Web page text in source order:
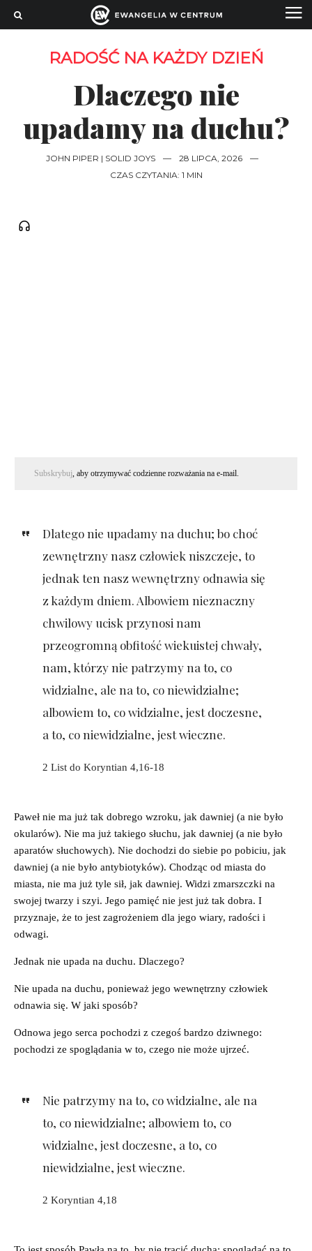
RADOŚĆ NA KAŻDY DZIEŃ
Dlaczego nie
upadamy na duchu?
JOHN PIPER | SOLID JOYS — 28 LIPCA, 2026
—
CZAS CZYTANIA: 1 MIN
Subskrybuj , aby otrzymywać codzienne rozważania na e-mail.
Dlatego nie upadamy na duchu; bo choć
zewnętrzny nasz człowiek niszczeje, to
jednak ten nasz wewnętrzny odnawia się
z każdym dniem. Albowiem nieznaczny
chwilowy ucisk przynosi nam
przeogromną obfitość wiekuistej chwały,
nam, którzy nie patrzymy na to, co
widzialne, ale na to, co niewidzialne;
albowiem to, co widzialne, jest doczesne,
a to, co niewidzialne, jest wieczne.
2 List do Koryntian 4,16-18
Paweł nie ma już tak dobrego wzroku, jak dawniej (a nie było
okularów). Nie ma już takiego słuchu, jak dawniej (a nie było
aparatów słuchowych). Nie dochodzi do siebie po pobiciu, jak
dawniej (a nie było antybiotyków). Chodząc od miasta do
miasta, nie ma już tyle sił, jak dawniej. Widzi zmarszczki na
swojej twarzy i szyi. Jego pamięć nie jest już tak dobra. I
przyznaje, że to jest zagrożeniem dla jego wiary, radości i
odwagi.
Jednak nie upada na duchu. Dlaczego?
Nie upada na duchu, ponieważ jego wewnętrzny człowiek
odnawia się. W jaki sposób?
Odnowa jego serca pochodzi z czegoś bardzo dziwnego:
pochodzi ze spoglądania w to, czego nie może ujrzeć.
Nie patrzymy na to, co widzialne, ale na
to, co niewidzialne; albowiem to, co
widzialne, jest doczesne, a to, co
niewidzialne, jest wieczne.
2 Koryntian 4,18